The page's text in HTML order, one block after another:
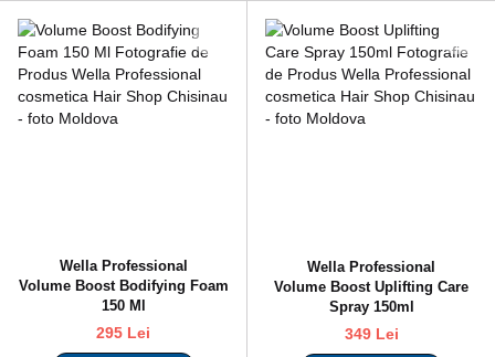
Wella Professional
Volume Boost Bodifying Foam
150 Ml
295 Lei
Wella Professional
Volume Boost Uplifting Care
Spray 150ml
349 Lei